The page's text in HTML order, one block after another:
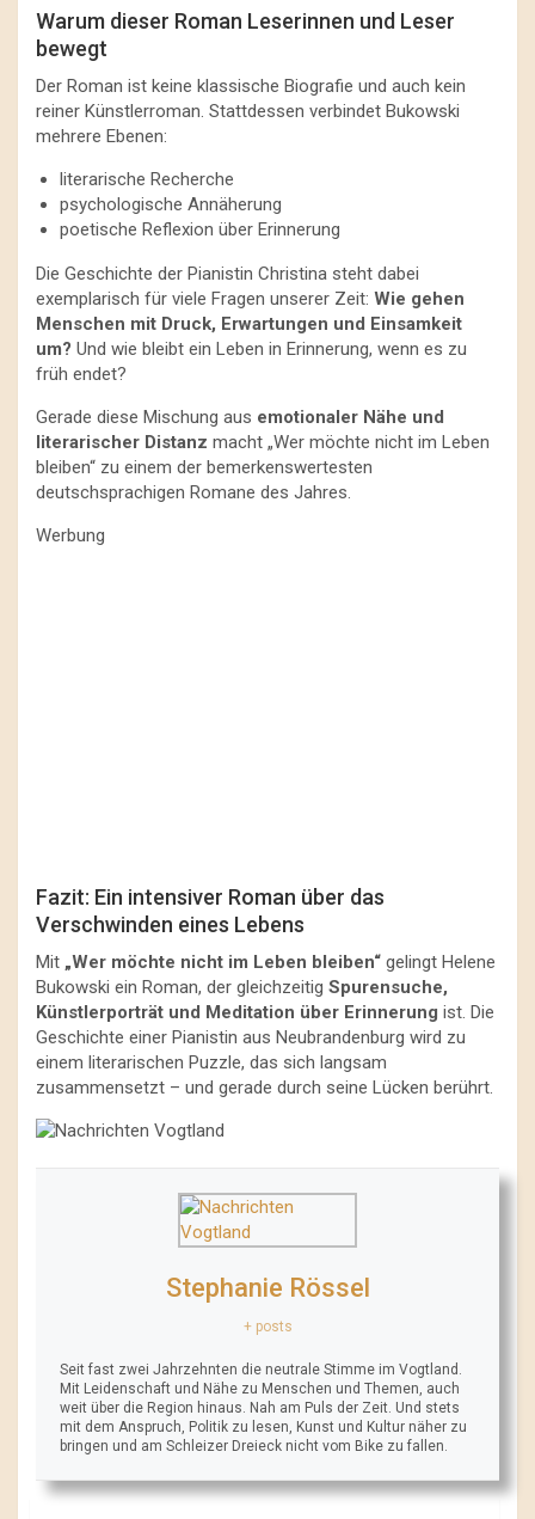
Warum dieser Roman Leserinnen und Leser
bewegt
Der Roman ist keine klassische Biografie und auch kein
reiner Künstlerroman. Stattdessen verbindet Bukowski
mehrere Ebenen:
literarische Recherche
psychologische Annäherung
poetische Reflexion über Erinnerung
Die Geschichte der Pianistin Christina steht dabei
exemplarisch für viele Fragen unserer Zeit: Wie gehen
Menschen mit Druck, Erwartungen und Einsamkeit
um? Und wie bleibt ein Leben in Erinnerung, wenn es zu
früh endet?
Gerade diese Mischung aus emotionaler Nähe und
literarischer Distanz macht „Wer möchte nicht im Leben
bleiben“ zu einem der bemerkenswertesten
deutschsprachigen Romane des Jahres.
Werbung
Fazit: Ein intensiver Roman über das
Verschwinden eines Lebens
Mit „Wer möchte nicht im Leben bleiben“ gelingt Helene
Bukowski ein Roman, der gleichzeitig Spurensuche,
Künstlerporträt und Meditation über Erinnerung ist. Die
Geschichte einer Pianistin aus Neubrandenburg wird zu
einem literarischen Puzzle, das sich langsam
zusammensetzt – und gerade durch seine Lücken berührt.
Stephanie Rössel
+ posts
Seit fast zwei Jahrzehnten die neutrale Stimme im Vogtland.
Mit Leidenschaft und Nähe zu Menschen und Themen, auch
weit über die Region hinaus. Nah am Puls der Zeit. Und stets
mit dem Anspruch, Politik zu lesen, Kunst und Kultur näher zu
bringen und am Schleizer Dreieck nicht vom Bike zu fallen.